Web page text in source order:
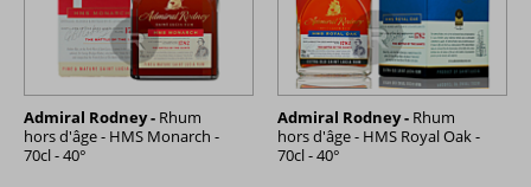
Admiral Rodney - Rhum
hors d'âge - HMS Monarch -
70cl - 40°
Admiral Rodney - Rhum
hors d'âge - HMS Royal Oak -
70cl - 40°